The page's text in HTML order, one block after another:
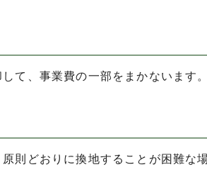
て、事業費の一部をまかないます。
則どおりに換地することが困難な